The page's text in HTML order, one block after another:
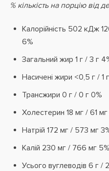
% кількість на порцію від
Калорійність 502 кДж
6%
Загальний жир 1 г / 3 г
Насичені жири <0,5 г / 1
Трансжири 0 г / 0 г 0%
Холестерин 18 мг / 61 мг
Натрій 172 мг / 573 мг
Калій 230 мг / 766 мг 5%
Усього вуглеводів 6 г /